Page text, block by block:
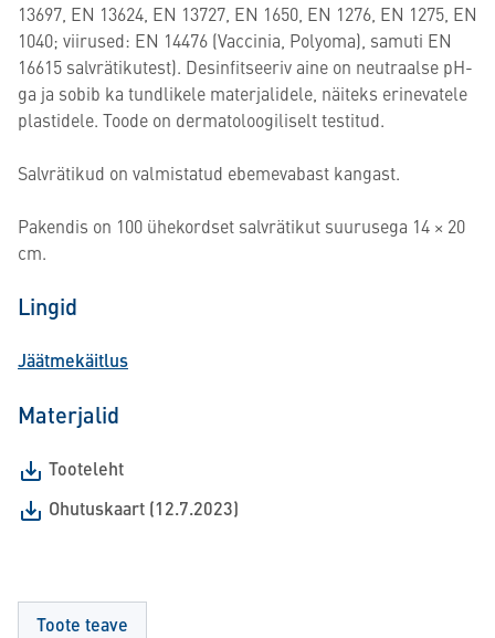
13697, EN 13624, EN 13727, EN 1650, EN 1276, EN 1275, EN
1040; viirused: EN 14476 (Vaccinia, Polyoma), samuti EN
16615 salvrätikutest). Desinfitseeriv aine on neutraalse pH-
ga ja sobib ka tundlikele materjalidele, näiteks erinevatele
plastidele. Toode on dermatoloogiliselt testitud.
Salvrätikud on valmistatud ebemevabast kangast.
Pakendis on 100 ühekordset salvrätikut suurusega 14 × 20
cm.
Lingid
Jäätmekäitlus
Materjalid
Tooteleht
Ohutuskaart (12.7.2023)
Toote teave